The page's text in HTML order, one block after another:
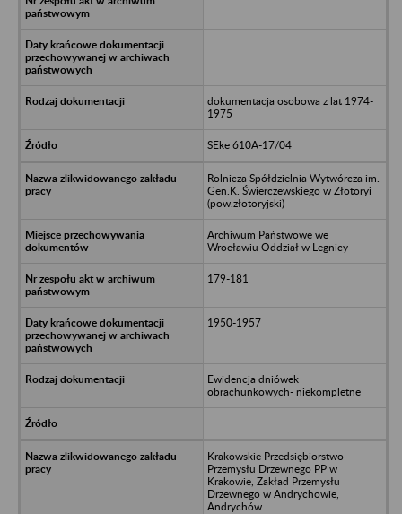
dokumentacja osobowa z lat 1974-
1975
SEke 610A-17/04
Rolnicza Spółdzielnia Wytwórcza im.
Gen.K. Świerczewskiego w Złotoryi
(pow.złotoryjski)
Archiwum Państwowe we
Wrocławiu Oddział w Legnicy
179-181
1950-1957
Ewidencja dniówek
obrachunkowych- niekompletne
Krakowskie Przedsiębiorstwo
Przemysłu Drzewnego PP w
Krakowie, Zakład Przemysłu
Drzewnego w Andrychowie,
Andrychów